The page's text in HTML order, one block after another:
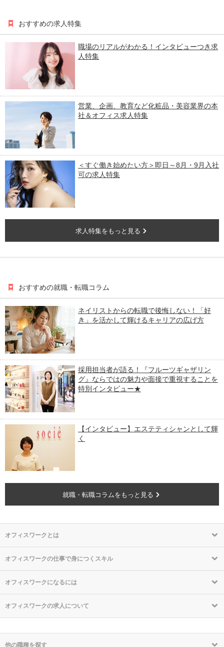
おすすめの求人特集
職場のリアルがわかる！インタビューつき求
人特集
営業、企画、教育など化粧品・美容業界の本
社＆オフィス求人特集
＜すぐ働き始めたい方＞即日～8月・9月入社
可の求人特集
求人特集をもっと見る
おすすめの就職・転職コラム
ネイリストからの転職で後悔しない！「好
き」を活かして輝けるキャリアの広げ方
採用担当者が語る！『フルーツギャザリン
グ』ならではの魅力や面接で重視することを
特別インタビュー★
【インタビュー】エステティシャンとして輝
く
就職・転職コラムをもっと見る
オフィスワークとは
オフィスワークの仕事で身につくスキル
オフィスワークになるには
オフィスワークの求人について
他の職種を探す